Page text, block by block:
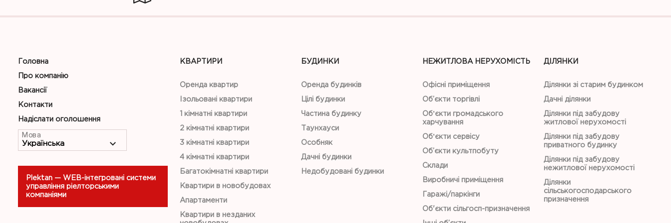
Головна
Про компанію
Вакансії
Контакти
Надіслати оголошення
Мова
Plektan — WEB-інтегровані системи
управління ріелторськими
компаніями
КВАРТИРИ
Оренда квартир
Ізольовані квартири
1 кімнатні квартири
2 кімнатні квартири
3 кімнатні квартири
4 кімнатні квартири
Багатокімнатні квартири
Квартири в новобудовах
Апартаменти
Квартири в незданих
БУДИНКИ
Оренда будинків
Цілі будинки
Частина будинку
Таунхауси
Особняк
Дачні будинки
Недобудовані будинки
НЕЖИТЛОВА НЕРУХОМІСТЬ
Офісні приміщення
Об’єкти торгівлі
Обʼєкти громадського
харчування
Обʼєкти сервісу
Об’єкти культпобуту
Склади
Виробничі приміщення
Гаражі/паркінги
Об'єкти сільгосп-призначення
ДІЛЯНКИ
Ділянки зі старим будинком
Дачні ділянки
Ділянки під забудову
житлової нерухомості
Ділянки під забудову
приватного будинку
Ділянки під забудову
нежитлової нерухомості
Ділянки
сільськогосподарського
призначення